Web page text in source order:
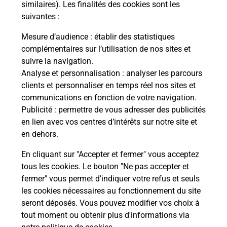
similaires). Les finalités des cookies sont les
suivantes :
Mesure d’audience : établir des statistiques
complémentaires sur l’utilisation de nos sites et
suivre la navigation.
Analyse et personnalisation : analyser les parcours
clients et personnaliser en temps réel nos sites et
communications en fonction de votre navigation.
Publicité : permettre de vous adresser des publicités
en lien avec vos centres d’intérêts sur notre site et
en dehors.
En cliquant sur "Accepter et fermer" vous acceptez
tous les cookies. Le bouton "Ne pas accepter et
fermer" vous permet d'indiquer votre refus et seuls
les cookies nécessaires au fonctionnement du site
seront déposés. Vous pouvez modifier vos choix à
tout moment ou obtenir plus d'informations via
TROYES CHARTREUX.
En savoir plus
En savoir plus
Imprimer des documents
Vous cherchez à faire des impressions à TROYES
CHARTREUX (10000) ? Retrouvez une imprimante
dans votre bureau de Poste.
Aube TROYES